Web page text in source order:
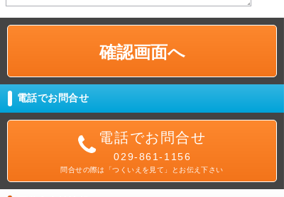
電話でお問合せ
電話でお問合せ
029-861-1156
問合せの際は「つくいえを見て」とお伝え下さい